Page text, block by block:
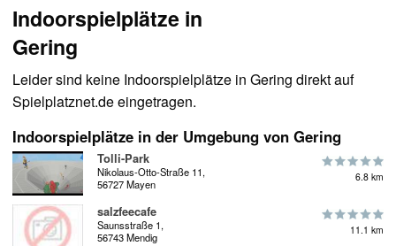
Indoorspielplätze in
Gering
Leider sind keine Indoorspielplätze in Gering direkt auf
Spielplatznet.de eingetragen.
Indoorspielplätze in der Umgebung von Gering
Tolli-Park
Nikolaus-Otto-Straße 11,
56727 Mayen
6.8 km
salzfeecafe
Saunsstraße 1,
56743 Mendig
11.1 km